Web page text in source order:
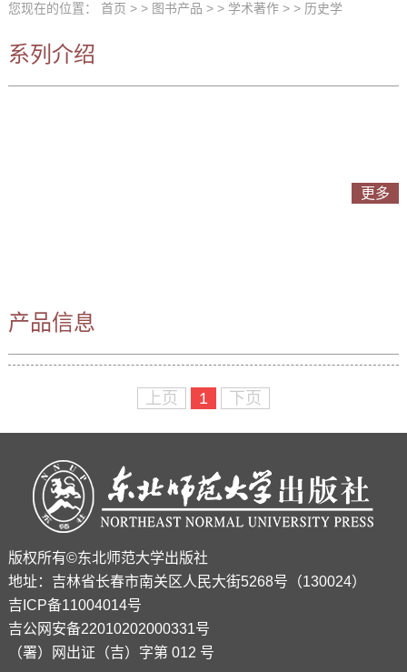
您现在的位置： 首页 > > 图书产品 > > 学术著作> > 历史学
系列介绍
更多
产品信息
上页 1 下页
版权所有©东北师范大学出版社
地址：吉林省长春市南关区人民大街5268号（130024）
吉ICP备11004014号
吉公网安备22010202000331号
（署）网出证（吉）字第 012 号